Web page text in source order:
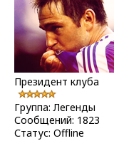
Президент клуба
Группа: Легенды
Сообщений: 1823
Статус: Offline